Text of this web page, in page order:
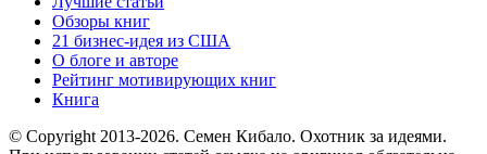
Обзоры книг
21 бизнес-идея из США
О блоге и авторе
Рейтинг мотивирующих книг
Книга
© Copyright 2013-2026. Семен Кибало. Охотник за идеями.